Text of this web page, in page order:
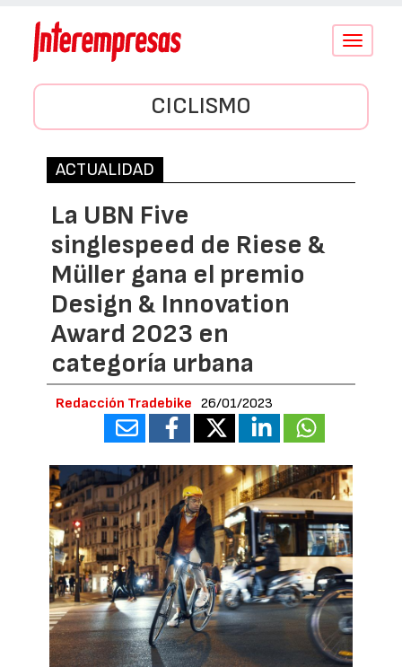
Conmutar
CICLISMO
ACTUALIDAD
La UBN Five
singlespeed de Riese &
Müller gana el premio
Design & Innovation
Award 2023 en
categoría urbana
Redacción Tradebike 26/01/2023